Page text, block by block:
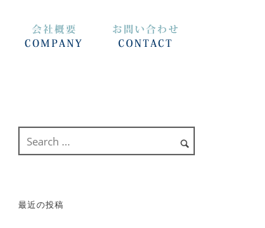
最近の投稿